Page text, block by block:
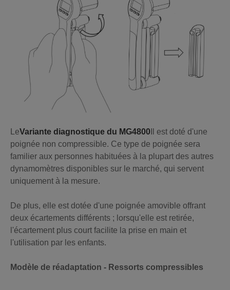
LeVariante diagnostique du MG4800 Il est doté d'une
poignée non compressible. Ce type de poignée sera
familier aux personnes habituées à la plupart des autres
dynamomètres disponibles sur le marché, qui servent
uniquement à la mesure.
De plus, elle est dotée d'une poignée amovible offrant
deux écartements différents ; lorsqu'elle est retirée,
l'écartement plus court facilite la prise en main et
l'utilisation par les enfants.
Modèle de réadaptation - Ressorts compressibles